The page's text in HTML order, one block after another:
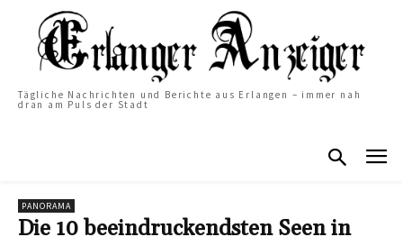
Tägliche Nachrichten und Berichte aus Erlangen – immer nah
dran am Puls der Stadt
PANORAMA
Die 10 beeindruckendsten Seen in